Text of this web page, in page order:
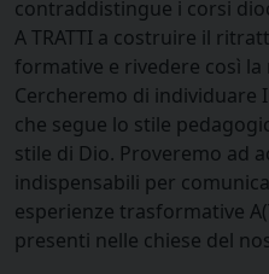
contraddistingue i corsi
A TRATTI a costruire il
formative e rivedere così
Cercheremo di individuare
che segue lo stile
stile di Dio. Proveremo ad
indispensabili per
esperienze trasformative
presenti nelle chiese del